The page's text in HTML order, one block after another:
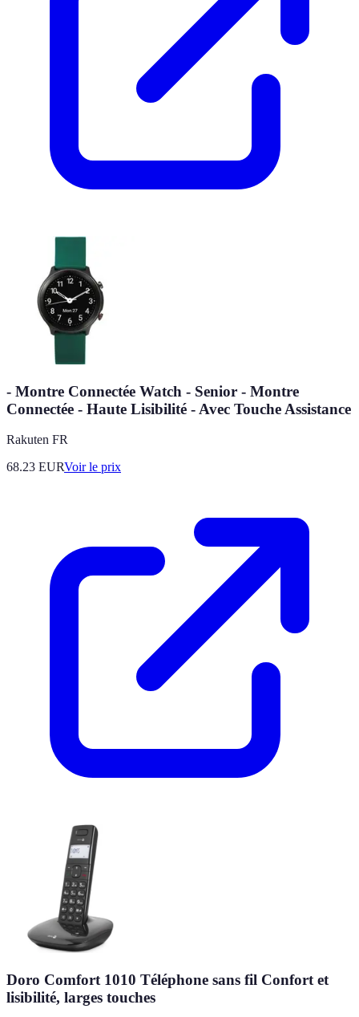
- Montre Connectée Watch - Senior - Montre
Connectée - Haute Lisibilité - Avec Touche Assistance
Rakuten FR
68.23 EURVoir le prix
Doro Comfort 1010 Téléphone sans fil Confort et
lisibilité, larges touches